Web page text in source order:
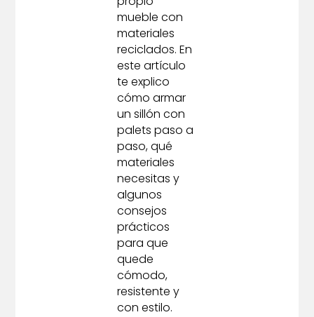
mueble con
materiales
reciclados. En
este artículo
te explico
cómo armar
un sillón con
palets paso a
paso, qué
materiales
necesitas y
algunos
consejos
prácticos
para que
quede
cómodo,
resistente y
con estilo.